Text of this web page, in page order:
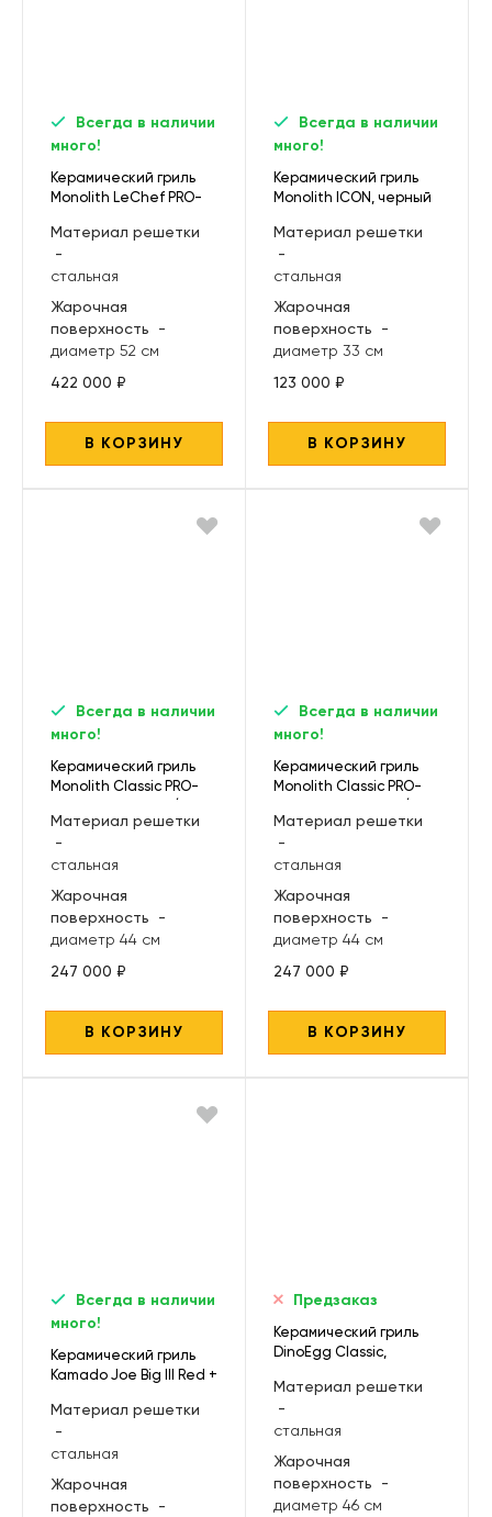
Всегда в наличии
много!
Керамический гриль
Monolith LeChef PRO-
Материал решетки
-
стальная
Жарочная
поверхность
-
диаметр 52 см
422 000 ₽
В КОРЗИНУ
Всегда в наличии
много!
Керамический гриль
Monolith ICON, черный
Материал решетки
-
стальная
Жарочная
поверхность
-
диаметр 33 см
123 000 ₽
В КОРЗИНУ
Всегда в наличии
много!
Керамический гриль
Monolith Classic PRO-
ножек и столиков)
Материал решетки
-
стальная
Жарочная
поверхность
-
диаметр 44 см
247 000 ₽
В КОРЗИНУ
Всегда в наличии
много!
Керамический гриль
Monolith Classic PRO-
ножек и столиков)
Материал решетки
-
стальная
Жарочная
поверхность
-
диаметр 44 см
247 000 ₽
В КОРЗИНУ
Всегда в наличии
много!
Керамический гриль
Kamado Joe Big III Red +
Материал решетки
-
стальная
Жарочная
поверхность
-
Предзаказ
Керамический гриль
DinoEgg Classic,
Материал решетки
-
стальная
Жарочная
поверхность
-
диаметр 46 см